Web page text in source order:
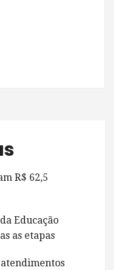
R$ 62,5
Educação
as etapas